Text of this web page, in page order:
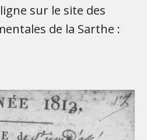
sur le site des
de la Sarthe :